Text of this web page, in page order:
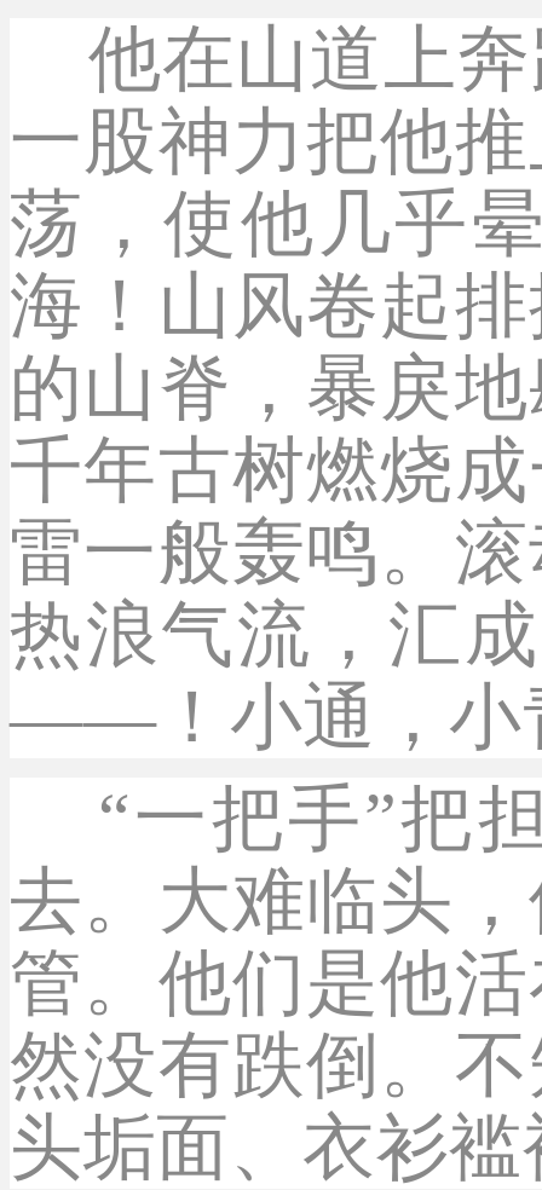
他在山道上奔
一股神力把他
荡，使他几乎
海！山风卷起
的山脊，暴戾
千年古树燃烧
雷一般轰鸣。
热浪气流，汇
——！小通，
“一把手”把
去。大难临头
管。他们是他
然没有跌倒。
头垢面、衣衫